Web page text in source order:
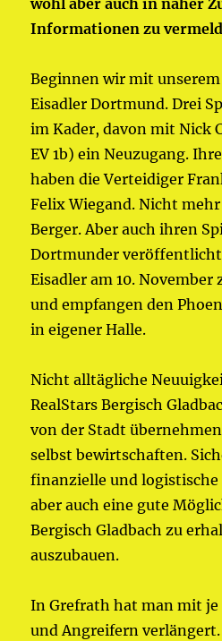
wohl aber auch in naher
Informationen zu
Beginnen wir mit
Eisadler Dortmund. Drei
im Kader, davon mit Nick
EV 1b) ein Neuzugang.
haben die Verteidiger
Felix Wiegand. Nicht
Berger. Aber auch ihren
Dortmunder
Eisadler am 10. November
und empfangen den
in eigener Halle.
Nicht alltägliche
RealStars Bergisch
von der Stadt
selbst bewirtschaften.
finanzielle und logistische
aber auch eine gute
Bergisch Gladbach zu
auszubauen.
In Grefrath hat man mit
und Angreifern